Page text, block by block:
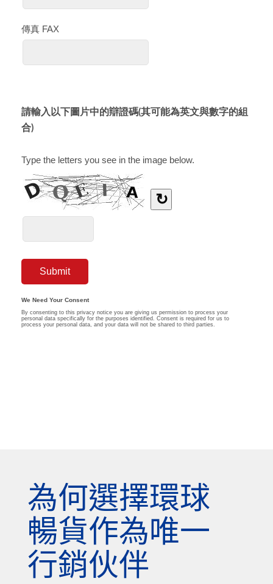
為何選擇環球
暢貨作為唯一
行銷伙伴